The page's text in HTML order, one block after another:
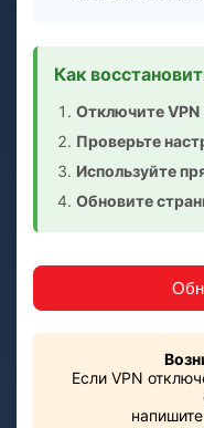
Как
Отключите VPN
Проверьте
Используйте
Обновите
Если VPN